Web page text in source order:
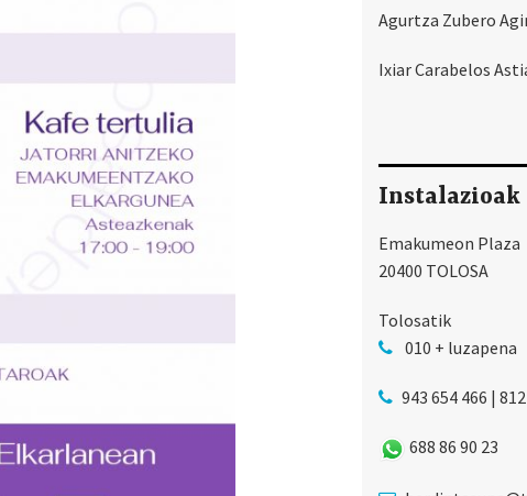
Agurtza Zubero
Ixiar Carabelos
Instalazioak
Emakumeon Plaza
20400 TOLOSA
Tolosatik
010 + luzapena
943 654 466 |
688 86 90 23